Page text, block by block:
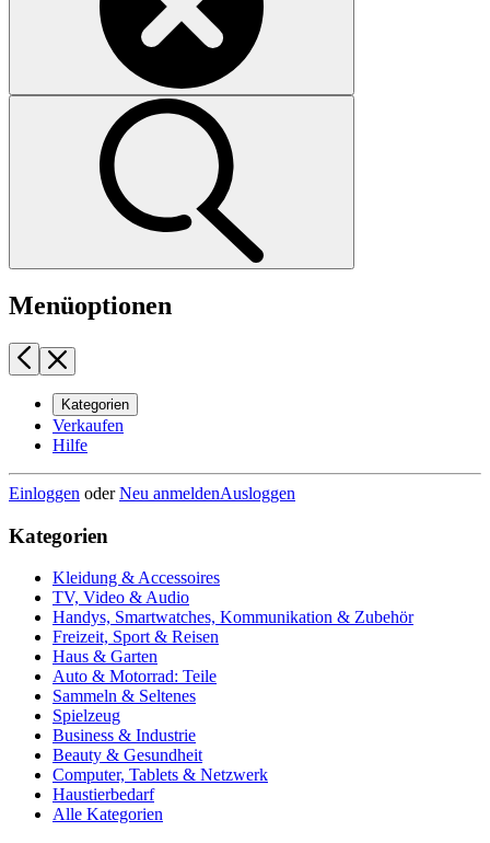
Menüoptionen
Kategorien
Verkaufen
Hilfe
Einloggen oderNeu anmeldenAusloggen
Kategorien
Kleidung & Accessoires
TV, Video & Audio
Handys, Smartwatches, Kommunikation & Zubehör
Freizeit, Sport & Reisen
Haus & Garten
Auto & Motorrad: Teile
Sammeln & Seltenes
Spielzeug
Business & Industrie
Beauty & Gesundheit
Computer, Tablets & Netzwerk
Haustierbedarf
Alle Kategorien